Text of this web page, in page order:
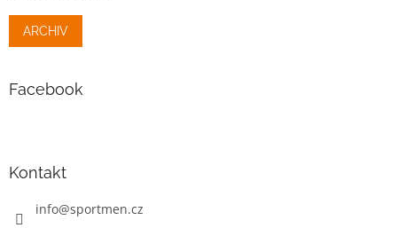
ARCHIV
Facebook
Kontakt
info@sportmen.cz